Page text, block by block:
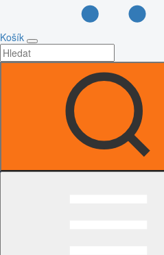
Košík